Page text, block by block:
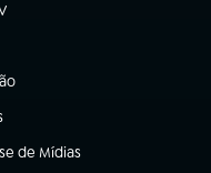
aba)
aba)
aba)
de Mídias